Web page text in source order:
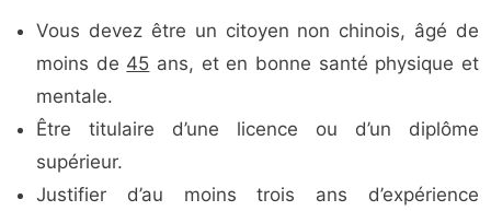
Vous devez être un citoyen non chinois, âgé de
moins de 45 ans, et en bonne santé physique et
mentale.
Être titulaire d’une licence ou d’un diplôme
supérieur.
Justifier d’au moins trois ans d’expérience